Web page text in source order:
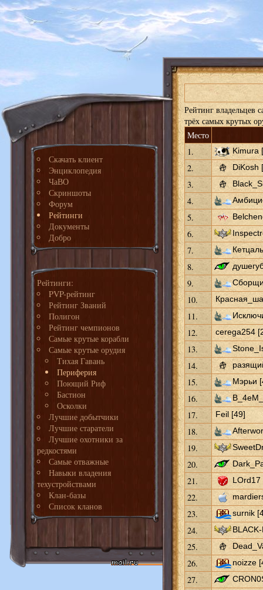
Скачать клиент
Энциклопедия
ЧаВО
Скриншоты
Форум
Рейтинги
Документы
Добро
Рейтинги:
PVP-рейтинг
Рейтинг Званий
Полигон
Рейтинг чемпионов
Самые крутые корабли
Самые крутые орудия
Тихая Гавань
Периферия
Поющий Риф
Бастион
Осколки
Лучшие добытчики
Лучшие старатели
Лучшие охотники за
редкостями
Самые отважные
Навыки владения
техустройствами
Клан-базы
Список кланов
Рейтинг владельцев
трёх самых крутых
Место
1.
Kimura
2. DiKosh
3.
4.
5.
6.
7.
8.
9.
10.
11.
12. cerega254
13.
14.
15. Мэрьи
16.
17. Feil [49]
18.
19.
20.
21. LOrd17
22.
23. surnik
24.
25.
26. noizze
27.